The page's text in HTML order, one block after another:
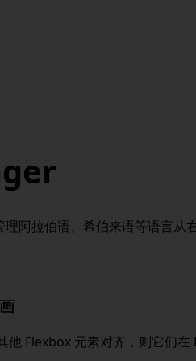
阿拉伯语、希伯来语等语言从
他 Flexbox 元素对齐，则它们